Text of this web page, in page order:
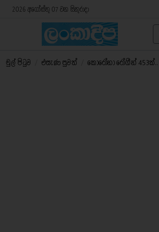
2026 අගෝස්තු 07 වන සිකුරාදා
මුල් පිටුව එසැණ පුවත් කොරෝනා රෝගීන් 453ක්..